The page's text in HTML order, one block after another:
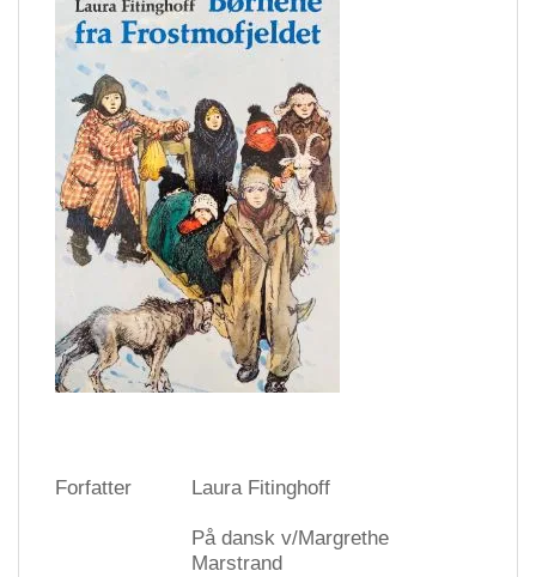
Forfatter Laura Fitinghoff
På dansk v/Margrethe
Marstrand